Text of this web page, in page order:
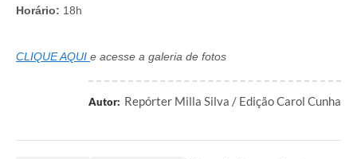
Horário: 18h
CLIQUE AQUI e acesse a galeria de fotos
Autor: Repórter Milla Silva / Edição Carol Cunha